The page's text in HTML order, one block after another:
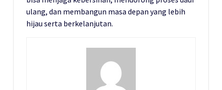
ulang, dan membangun masa depan yang lebih
hijau serta berkelanjutan.